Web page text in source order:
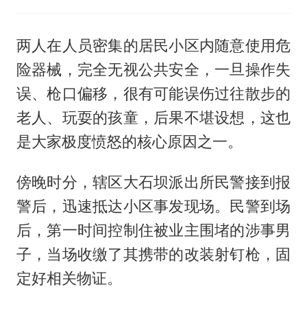
两人在人员密集的居民小区内随意使用危
险器械，完全无视公共安全，一旦操作失
误、枪口偏移，很有可能误伤过往散步的
老人、玩耍的孩童，后果不堪设想，这也
是大家极度愤怒的核心原因之一。
傍晚时分，辖区大石坝派出所民警接到报
警后，迅速抵达小区事发现场。民警到场
后，第一时间控制住被业主围堵的涉事男
子，当场收缴了其携带的改装射钉枪，固
定好相关物证。